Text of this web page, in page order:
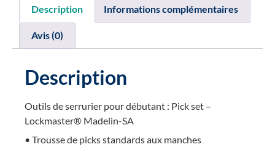
Description Informations complémentaires
Avis (0)
Description
Outils de serrurier pour débutant : Pick set –
Lockmaster® Madelin-SA
• Trousse de picks standards aux manches